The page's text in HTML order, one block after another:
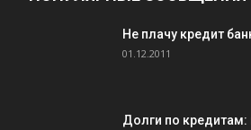
Не плачу кредит
01.12.2011
Долги по кредитам: